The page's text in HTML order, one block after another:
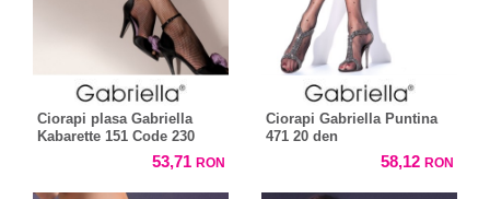
Ciorapi plasa Gabriella
Kabarette 151 Code 230
53,71 RON
Ciorapi Gabriella Puntina
471 20 den
58,12 RON